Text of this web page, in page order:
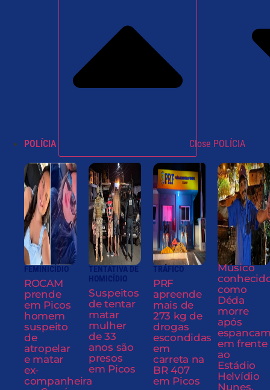
POLÍCIA Close POLÍCIA
FEMINICÍDIO
ROCAM
prende
em Picos
homem
suspeito
de
atropelar
e matar
ex-
companheira
TENTATIVA DE
HOMICÍDIO
Suspeitos
de tentar
matar
mulher
de 33
anos são
presos
em Picos
TRÁFICO
PRF
apreende
mais de
273 kg de
drogas
escondidas
em
carreta na
BR 407
em Picos
Músico
como
Déda
morre
após
em frente
ao
Estádio
Helvídio
Nunes,